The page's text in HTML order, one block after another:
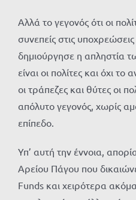
Αλλά το γεγονός ότι οι
συνεπείς στις υποχρεώσεις
δημιούργησε η απληστία
είναι οι πολίτες και όχι το
οι τράπεζες και θύτες οι
απόλυτο γεγονός, χωρίς
επίπεδο.
Υπ’ αυτή την έννοια,
Αρείου Πάγου που
Funds και χειρότερα